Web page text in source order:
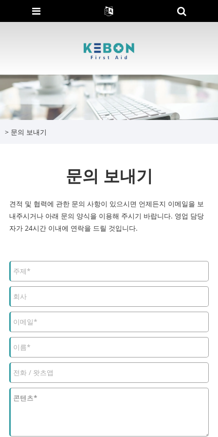
> 문의 보내기
문의 보내기
견적 및 협력에 관한 문의 사항이 있으시면 언제든지 이메일을 보
내주시거나 아래 문의 양식을 이용해 주시기 바랍니다. 영업 담당
자가 24시간 이내에 연락을 드릴 것입니다.